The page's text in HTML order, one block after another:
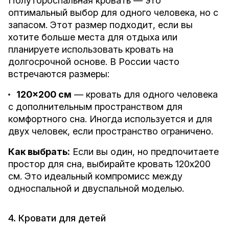
оптимальный выбор для одного человека, но с
запасом. Этот размер подходит, если вы
хотите больше места для отдыха или
планируете использовать кровать на
долгосрочной основе. В России часто
встречаются размеры:
120x200 см — кровать для одного человека
с дополнительным пространством для
комфортного сна. Иногда используется и для
двух человек, если пространство ограничено.
Как выбрать: Если вы один, но предпочитаете
простор для сна, выбирайте кровать 120x200
см. Это идеальный компромисс между
односпальной и двуспальной моделью.
4. Кровати для детей